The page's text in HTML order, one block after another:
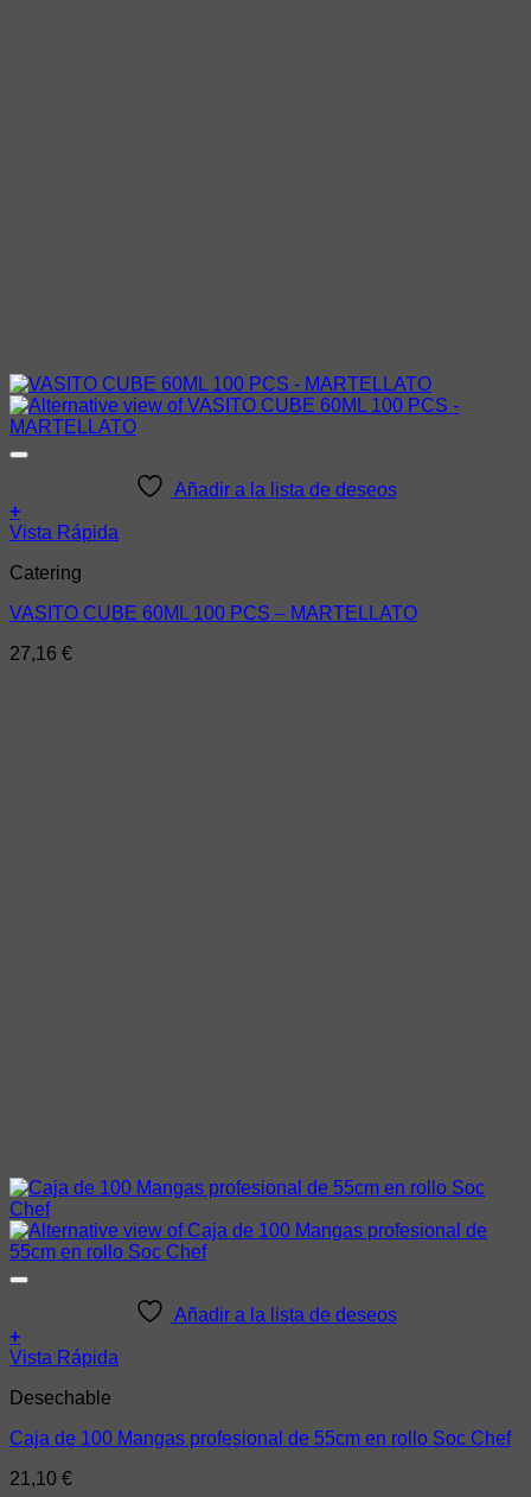
Añadir a la lista de deseos
+
Vista Rápida
Catering
VASITO CUBE 60ML 100 PCS – MARTELLATO
27,16 €
Añadir a la lista de deseos
+
Vista Rápida
Desechable
Caja de 100 Mangas profesional de 55cm en rollo Soc Chef
21,10 €